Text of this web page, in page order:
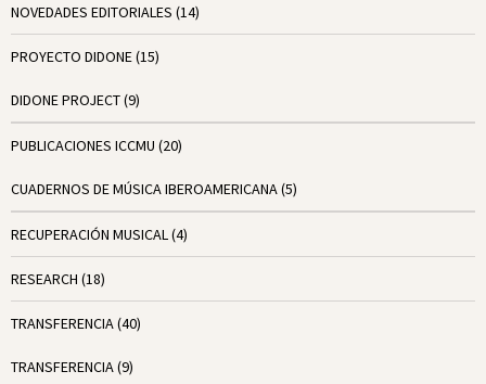
NOVEDADES EDITORIALES (14)
PROYECTO DIDONE(15)
DIDONE PROJECT(9)
PUBLICACIONES ICCMU (20)
CUADERNOS DE MÚSICA IBEROAMERICANA(5)
RECUPERACIÓN MUSICAL(4)
RESEARCH (18)
TRANSFERENCIA(40)
TRANSFERENCIA(9)